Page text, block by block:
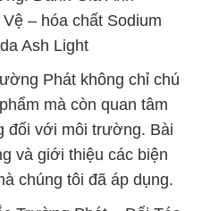
– hóa chất Sodium
Ash Light
Phát không chỉ chú
mà còn quan tâm
đối với môi trường. Bài
và giới thiệu các biện
chúng tôi đã áp dụng.